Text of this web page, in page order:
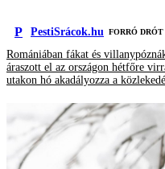
P PestiSrácok.hu FORRÓ DRÓT
Romániában fákat és
áraszott el az országon hétfőre
utakon hó akadályozza a